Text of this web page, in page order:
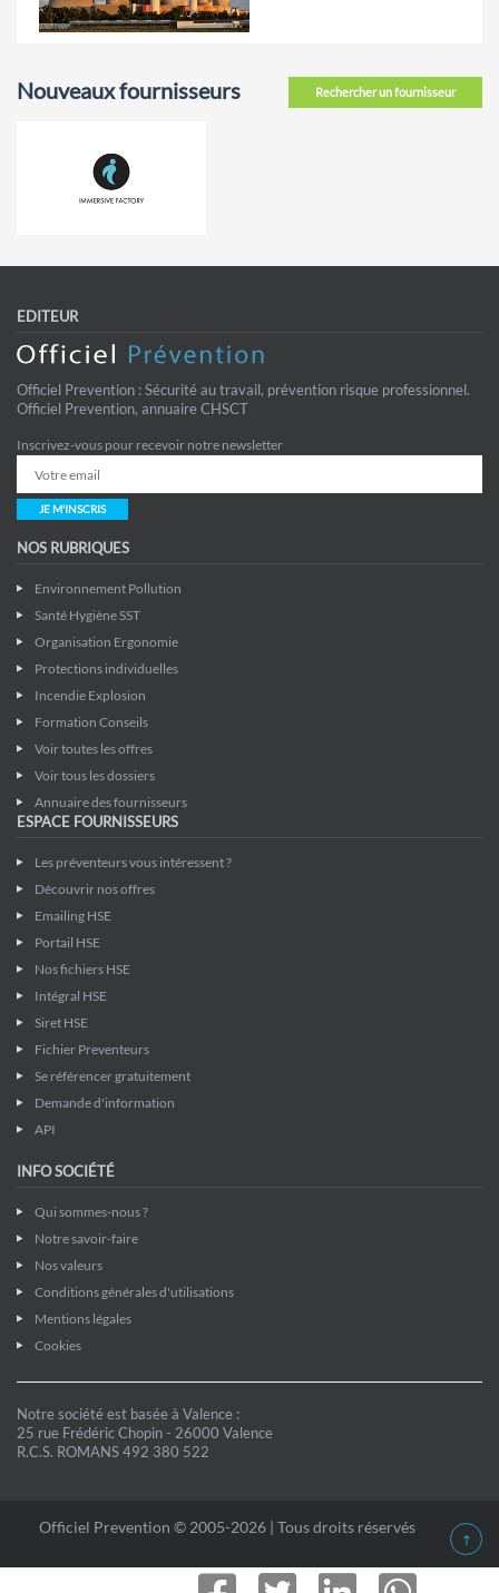
Rechercher un fournisseur
Nouveaux fournisseurs
EDITEUR
Officiel Prevention : Sécurité au travail, prévention risque professionnel.
Officiel Prevention, annuaire CHSCT
Inscrivez-vous pour recevoir notre newsletter
JE M'INSCRIS
NOS RUBRIQUES
Environnement Pollution
Santé Hygiène SST
Organisation Ergonomie
Protections individuelles
Incendie Explosion
Formation Conseils
Voir toutes les offres
Voir tous les dossiers
Annuaire des fournisseurs
ESPACE FOURNISSEURS
Les préventeurs vous intéressent ?
Découvrir nos offres
Emailing HSE
Portail HSE
Nos fichiers HSE
Intégral HSE
Siret HSE
Fichier Preventeurs
Se référencer gratuitement
Demande d'information
API
INFO SOCIÉTÉ
Qui sommes-nous ?
Notre savoir-faire
Nos valeurs
Conditions générales d'utilisations
Mentions légales
Cookies
Notre société est basée à Valence :
25 rue Frédéric Chopin - 26000 Valence
R.C.S. ROMANS 492 380 522
Officiel Prevention © 2005-2026 | Tous droits réservés